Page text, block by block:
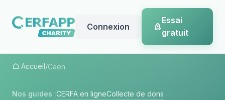
Connexion
Essai
gratuit
Accueil/Caen
Nos guides :CERFA en ligneCollecte de dons